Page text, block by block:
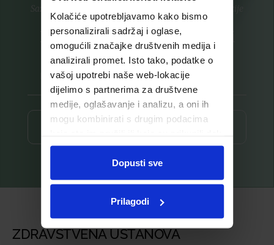
Kolačiće upotrebljavamo kako bismo
personalizirali sadržaj i oglase,
omogućili značajke društvenih medija i
analizirali promet. Isto tako, podatke o
vašoj upotrebi naše web-lokacije
dijelimo s partnerima za društvene
medije, oglašavanje i analizu, a oni ih
mogu kombinirati s drugim podacima
ste upotrebljavali njihove usluge.
Dopusti sve
Prilagodi
Saznajte prvi za nove proizvode i ekskluzivne promocije
Prijavite se na listu za novosti
Prijava ⟶
ZDRAVSTVENA USTANOVA